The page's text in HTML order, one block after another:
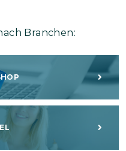
Branchen: